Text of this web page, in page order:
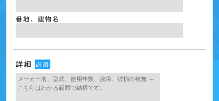
番地、建物名
詳細 必須